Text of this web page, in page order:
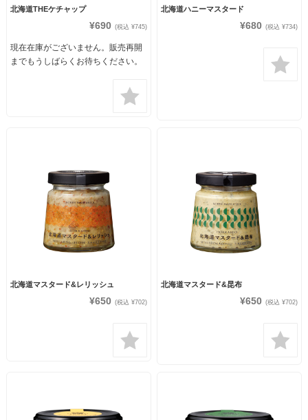
北海道THEケチャップ
¥690 (税込 ¥745)
現在在庫がございません。販売再開
までもうしばらくお待ちください。
北海道ハニーマスタード
¥680 (税込 ¥734)
北海道マスタード&レリッシュ
¥650 (税込 ¥702)
北海道マスタード&昆布
¥650 (税込 ¥702)